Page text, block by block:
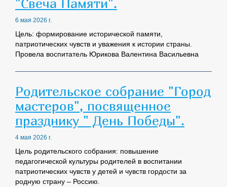
6 мая 2026 г.
Цель: формирование исторической памяти,
патриотических чувств и уважения к истории страны.
Провела воспитатель Юрикова Валентина Васильевна
Родительское собрание "Город
мастеров", посвященное
празднику " День Победы".
4 мая 2026 г.
Цель родительского собрания: повышение
педагогической культуры родителей в воспитании
патриотических чувств у детей и чувств гордости за
родную страну – Россию.